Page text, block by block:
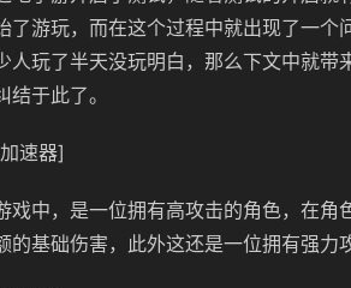
了游玩，而在这个过程中就出现了一
人玩了半天没玩明白，那么下文中就
结于此了。
速器]
戏中，是一位拥有高攻击的角色，在角
的基础伤害，此外这还是一位拥有强力